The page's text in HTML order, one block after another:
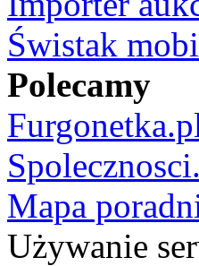
Świstak
Polecamy
Mapa
Używanie